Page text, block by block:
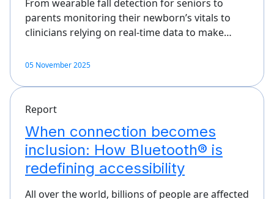
From wearable fall detection for seniors to
parents monitoring their newborn’s vitals to
clinicians relying on real-time data to make…
05 November 2025
Report
When connection becomes
inclusion: How Bluetooth® is
redefining accessibility
All over the world, billions of people are affected